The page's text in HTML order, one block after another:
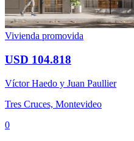
Vivienda promovida
USD 104.818
Víctor Haedo y Juan Paullier
Tres Cruces, Montevideo
0